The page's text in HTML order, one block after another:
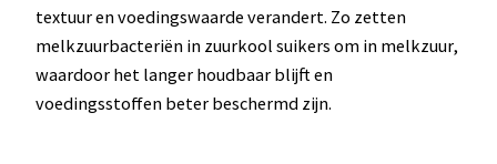
textuur en voedingswaarde verandert. Zo zetten
melkzuurbacteriën in zuurkool suikers om in melkzuur,
waardoor het langer houdbaar blijft en
voedingsstoffen beter beschermd zijn.